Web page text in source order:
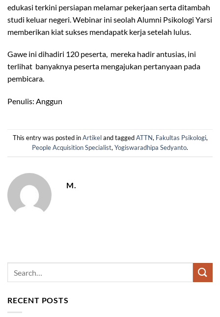
edukasi terkini persiapan melamar pekerjaan serta ditambah
studi keluar negeri. Webinar ini seolah Alumni Psikologi Yarsi
memberikan kiat sukses mendapatk kerja setelah lulus.
Gawe ini dihadiri 120 peserta, mereka hadir antusias, ini
terlihat banyaknya peserta mengajukan pertanyaan pada
pembicara.
Penulis: Anggun
This entry was posted inArtikeland taggedATTN, Fakultas Psikologi,
People Acquisition Specialist,Yogiswaradhipa Sedyanto.
M.
RECENT POSTS